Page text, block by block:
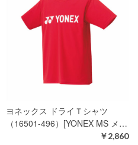
ヨネックス ドライＴシャツ
（16501-496）[YONEX MS メ…
￥2,860